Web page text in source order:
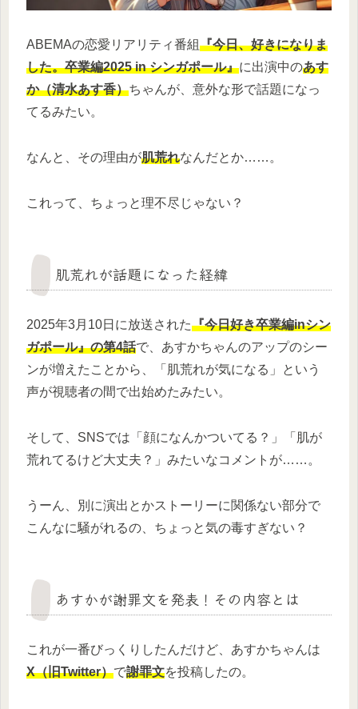
ABEMAの恋愛リアリティ番組『今日、好きになりま
した。卒業編2025 in シンガポール』に出演中のあす
か（清水あす香）ちゃんが、意外な形で話題になっ
てるみたい。
なんと、その理由が肌荒れなんだとか……。
これって、ちょっと理不尽じゃない？
肌荒れが話題になった経緯
2025年3月10日に放送された『今日好き卒業編inシン
ガポール』の第4話で、あすかちゃんのアップのシー
ンが増えたことから、「肌荒れが気になる」という
声が視聴者の間で出始めたみたい。
そして、SNSでは「顔になんかついてる？」「肌が
荒れてるけど大丈夫？」みたいなコメントが……。
うーん、別に演出とかストーリーに関係ない部分で
こんなに騒がれるの、ちょっと気の毒すぎない？
あすかが謝罪文を発表！その内容とは
これが一番びっくりしたんだけど、あすかちゃんは
X（旧Twitter）で謝罪文を投稿したの。